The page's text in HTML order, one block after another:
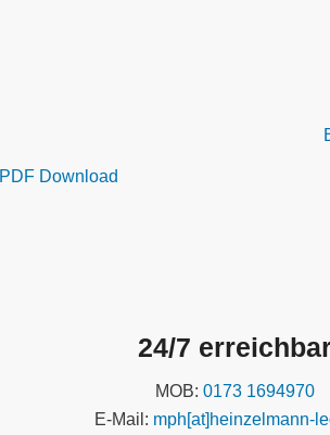
PDF Download
24/7
MOB:0173 1694970
E-Mail: mph[at]heinzelmann-